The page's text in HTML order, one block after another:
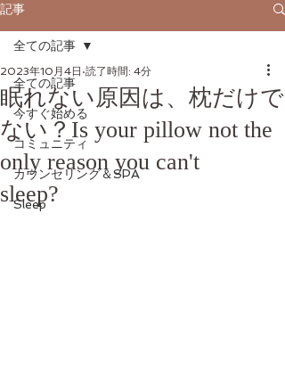
記事
全ての記事
今すぐ始める
コミュニティ
カウンセリング＆SPA
Sleep
全ての記事
眠れない原因は、枕だけで
ない？Is your pillow not the
only reason you can't
sleep?
2023年10月4日 読了時間: 4分